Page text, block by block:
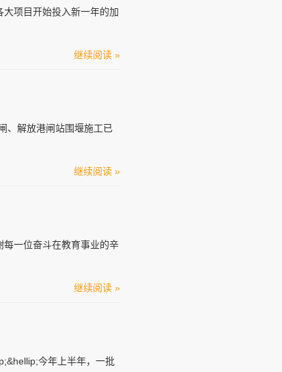
项目开始投入新一年的加
继续阅读 »
、解放港闸站围堰施工已
继续阅读 »
一位奋斗在教育事业的辛
继续阅读 »
今年上半年，一批